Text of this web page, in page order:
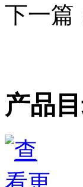
下一篇
产品